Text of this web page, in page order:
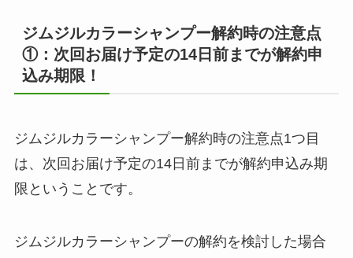
ジムジルカラーシャンプー解約時の注意点
①：次回お届け予定の14日前までが解約申
込み期限！
ジムジルカラーシャンプー解約時の注意点1つ目
は、次回お届け予定の14日前までが解約申込み期
限ということです。
ジムジルカラーシャンプーの解約を検討した場合